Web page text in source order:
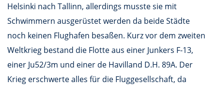
Helsinki nach Tallinn, allerdings musste sie mit
Schwimmern ausgerüstet werden da beide Städte
noch keinen Flughafen besaßen. Kurz vor dem zweiten
Weltkrieg bestand die Flotte aus einer Junkers F-13,
einer Ju52/3m und einer de Havilland D.H. 89A. Der
Krieg erschwerte alles für die Fluggesellschaft, da